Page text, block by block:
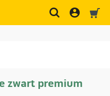
zwart premium